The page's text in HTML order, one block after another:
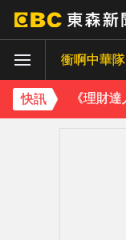
衝啊中華隊
快訊